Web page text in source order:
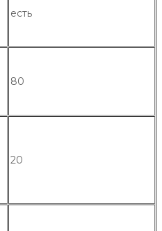
есть
80
20